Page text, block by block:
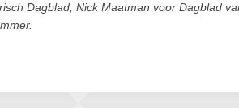
Dagblad, Nick Maatman voor Dagblad